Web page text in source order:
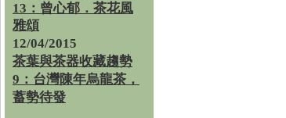
13：曾心郁．茶花風
雅頌
12/04/2015
茶葉與茶器收藏趨勢
9：台灣陳年烏龍茶，
蓄勢待發